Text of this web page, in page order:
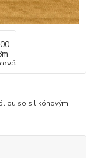
so silikónovým